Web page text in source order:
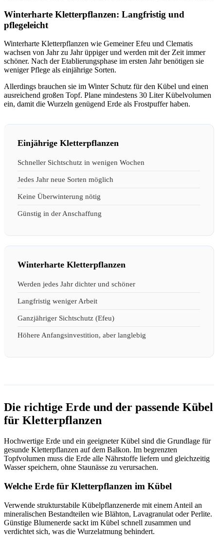
Winterharte Kletterpflanzen: Langfristig und
pflegeleicht
Winterharte Kletterpflanzen wie Gemeiner Efeu und Clematis
wachsen von Jahr zu Jahr üppiger und werden mit der Zeit immer
schöner. Nach der Etablierungsphase im ersten Jahr benötigen sie
weniger Pflege als einjährige Sorten.
Allerdings brauchen sie im Winter Schutz für den Kübel und einen
ausreichend großen Topf. Plane mindestens 30 Liter Kübelvolumen
ein, damit die Wurzeln genügend Erde als Frostpuffer haben.
Einjährige Kletterpflanzen
Schneller Sichtschutz in wenigen Wochen
Jedes Jahr neue Sorten möglich
Keine Überwinterung nötig
Günstig in der Anschaffung
Winterharte Kletterpflanzen
Werden jedes Jahr dichter und schöner
Langfristig weniger Arbeit
Ganzjähriger Sichtschutz (Efeu)
Höhere Anfangsinvestition, aber langlebig
Die richtige Erde und der passende Kübel
für Kletterpflanzen
Hochwertige Erde und ein geeigneter Kübel sind die Grundlage für
gesunde Kletterpflanzen auf dem Balkon. Im begrenzten
Topfvolumen muss die Erde alle Nährstoffe liefern und gleichzeitig
Wasser speichern, ohne Staunässe zu verursachen.
Welche Erde für Kletterpflanzen im Kübel
Verwende strukturstabile Kübelpflanzenerde mit einem Anteil an
mineralischen Bestandteilen wie Blähton, Lavagranulat oder Perlite.
Günstige Blumenerde sackt im Kübel schnell zusammen und
verdichtet sich, was die Wurzelatmung behindert.